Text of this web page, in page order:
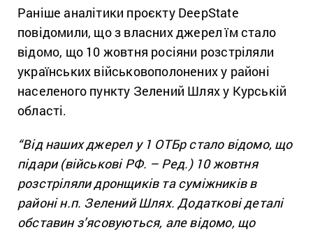
Раніше аналітики проєкту DeepState
повідомили, що з власних джерел їм стало
відомо, що 10 жовтня росіяни розстріляли
українських військовополонених у районі
населеного пункту Зелений Шлях у Курській
області.
“Від наших джерел у 1 ОТБр стало відомо, що
підари (військові РФ. – Ред.) 10 жовтня
розстріляли дронщиків та суміжників в
районі н.п. Зелений Шлях. Додаткові деталі
обставин з’ясовуються, але відомо, що